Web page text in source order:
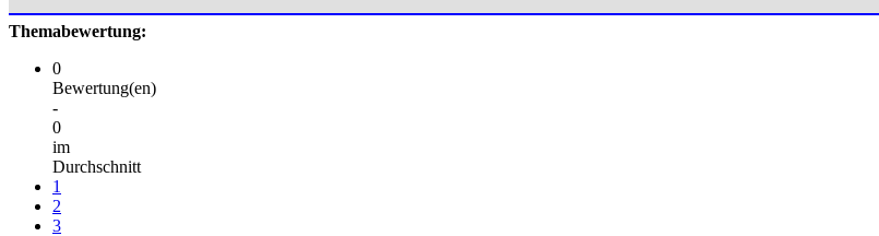
Themabewertung:
0
Bewertung(en)
-
0
im
Durchschnitt
1
2
3